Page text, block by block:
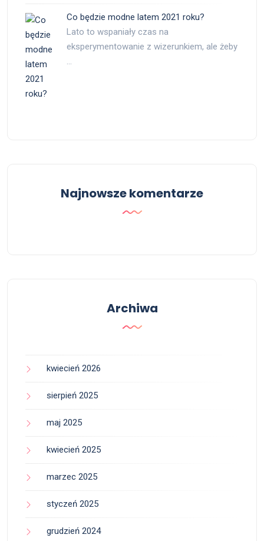
Co będzie modne latem 2021 roku?
Lato to wspaniały czas na
eksperymentowanie z wizerunkiem, ale żeby
…
Najnowsze komentarze
Archiwa
kwiecień 2026
sierpień 2025
maj 2025
kwiecień 2025
marzec 2025
styczeń 2025
grudzień 2024